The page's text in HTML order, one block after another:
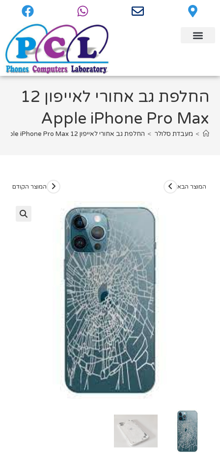
החלפת גב אחורי לאייפון 12
Apple iPhone Pro Max
> מעבדת סלולר > החלפת גב אחורי לאייפון 12 Apple iPhone Pro Max
המוצר הקודם המוצר הבא